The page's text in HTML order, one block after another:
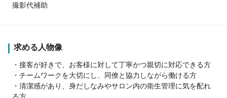
撮影代補助
求める人物像
・接客が好きで、お客様に対して丁寧かつ親切に対応できる方
・チームワークを大切にし、同僚と協力しながら働ける方
・清潔感があり、身だしなみやサロン内の衛生管理に気を配れ